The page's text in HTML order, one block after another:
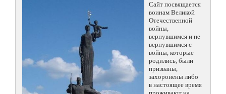
Сайт посвящается
воинам Великой
Отечественной
войны,
вернувшимся и не
вернувшимся с
войны, которые
родились, были
призваны,
захоронены либо
в настоящее время